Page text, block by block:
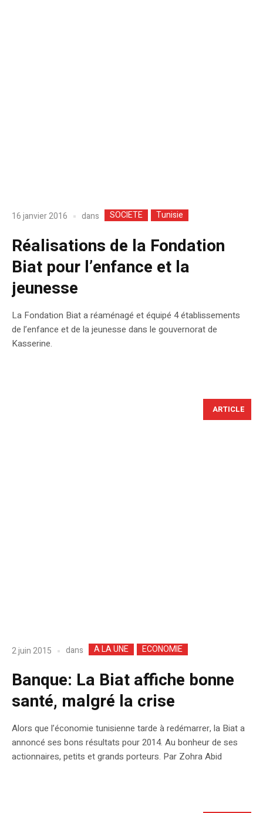
16 janvier 2016 dans SOCIETE Tunisie
Réalisations de la Fondation
Biat pour l’enfance et la
jeunesse
La Fondation Biat a réaménagé et équipé 4 établissements
de l’enfance et de la jeunesse dans le gouvernorat de
Kasserine.
ARTICLE
2 juin 2015 dans A LA UNE ECONOMIE
Banque: La Biat affiche bonne
santé, malgré la crise
Alors que l’économie tunisienne tarde à redémarrer, la Biat a
annoncé ses bons résultats pour 2014. Au bonheur de ses
actionnaires, petits et grands porteurs. Par Zohra Abid